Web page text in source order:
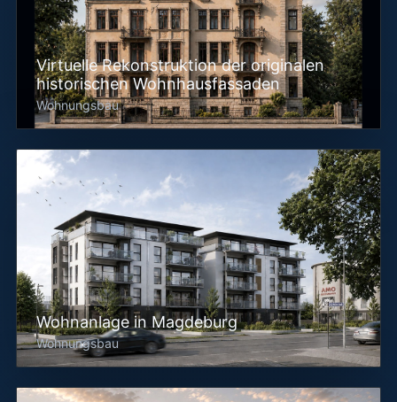
Virtuelle Rekonstruktion der originalen
historischen Wohnhausfassaden
Wohnungsbau
Wohnanlage in Magdeburg
Wohnungsbau